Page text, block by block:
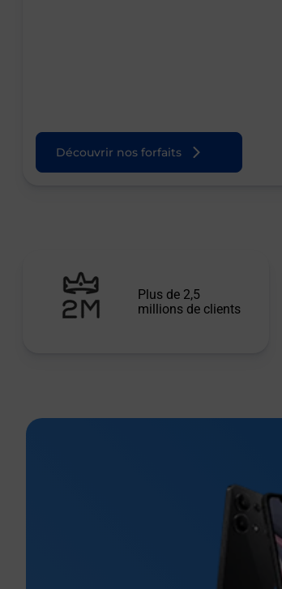
Découvrir nos forfaits
Plus de 2,5
millions de clients